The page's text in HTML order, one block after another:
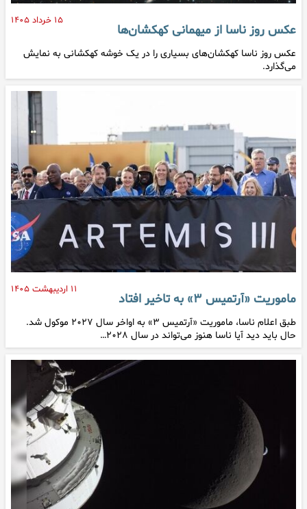
۱۵ خرداد ۱۴۰۵
عکس روز ناسا از میهمانی کهکشان‌ها
عکس روز ناسا کهکشان‌های بسیاری را در یک خوشه کهکشانی به نمایش
می‌گذارد.
۱۱ اردیبهشت ۱۴۰۵
ماموریت «آرتمیس ۳» به تاخیر افتاد
طبق اعلام ناسا، ماموریت «آرتمیس ۳» به اواخر سال ۲۰۲۷ موکول شد.
حال باید دید آیا ناسا هنوز می‌تواند در سال ۲۰۲۸…